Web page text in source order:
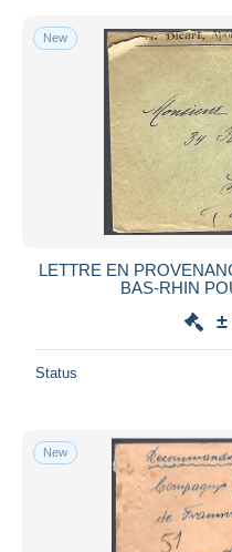
New
LETTRE EN
BAS-RHIN
±
Status
New